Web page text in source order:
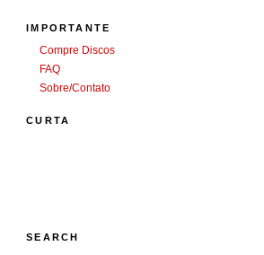
IMPORTANTE
Compre Discos
FAQ
Sobre/Contato
CURTA
SEARCH